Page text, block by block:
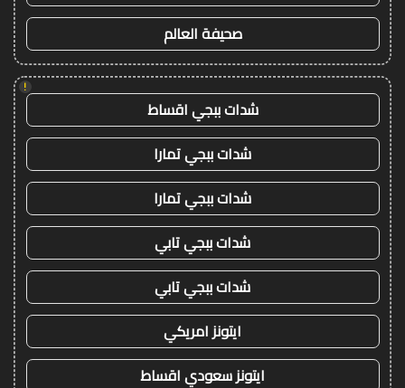
صحيفة العالم
!
شدات ببجي اقساط
شدات ببجي تمارا
شدات ببجي تمارا
شدات ببجي تابي
شدات ببجي تابي
ايتونز امريكي
ايتونز سعودي اقساط